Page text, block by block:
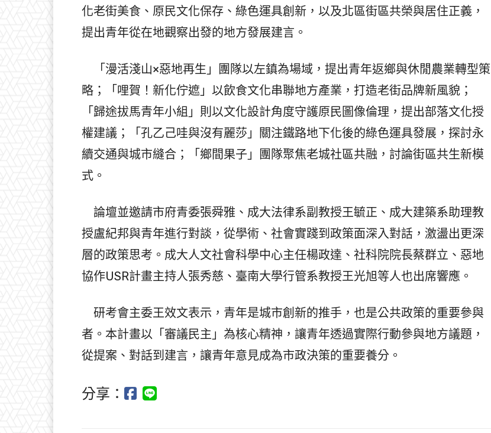
化老街美食、原民文化保存、綠色運具創新，以及北區街區共榮與居住正義，
提出青年從在地觀察出發的地方發展建言。
「漫活淺山×惡地再生」團隊以左鎮為場域，提出青年返鄉與休閒農業轉型策
略；「哩賀！新化佇遮」以飲食文化串聯地方產業，打造老街品牌新風貌；
「歸途拔馬青年小組」則以文化設計角度守護原民圖像倫理，提出部落文化授
權建議；「孔乙己哇與沒有麗莎」關注鐵路地下化後的綠色運具發展，探討永
續交通與城市縫合；「鄉間果子」團隊聚焦老城社區共融，討論街區共生新模
式。
論壇並邀請市府青委張舜雅、成大法律系副教授王毓正、成大建築系助理教
授盧紀邦與青年進行對談，從學術、社會實踐到政策面深入對話，激盪出更深
層的政策思考。成大人文社會科學中心主任楊政達、社科院院長蔡群立、惡地
協作USR計畫主持人張秀慈、臺南大學行管系教授王光旭等人也出席響應。
研考會主委王效文表示，青年是城市創新的推手，也是公共政策的重要參與
者。本計畫以「審議民主」為核心精神，讓青年透過實際行動參與地方議題，
從提案、對話到建言，讓青年意見成為市政決策的重要養分。
分享：